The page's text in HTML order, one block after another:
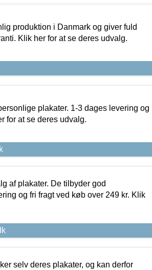
produktion i Danmark og giver fuld
Klik her for at se deres udvalg.
plakater. 1-3 dages levering og
for at se deres udvalg.
af plakater. De tilbyder god
og fri fragt ved køb over 249 kr. Klik
selv deres plakater, og kan derfor